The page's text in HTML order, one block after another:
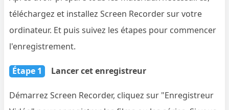
téléchargez et installez Screen Recorder sur votre
ordinateur. Et puis suivez les étapes pour commencer
l'enregistrement.
Étape 1 Lancer cet enregistreur
Démarrez Screen Recorder, cliquez sur "Enregistreur